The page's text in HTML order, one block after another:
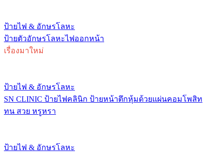
ป้ายไฟ & อักษรโลหะ
ป้ายตัวอักษรโลหะไฟออกหน้า
เรื่องมาใหม่
ป้ายไฟ & อักษรโลหะ
SN CLINIC ป้ายไฟคลินิก ป้ายหน้าตึกหุ้มด้วยแผ่นคอมโพสิท
ทน สวย หรูหรา
ป้ายไฟ & อักษรโลหะ